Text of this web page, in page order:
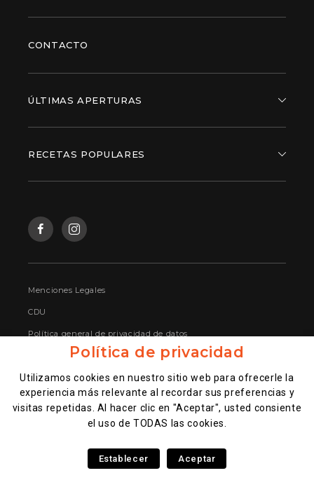
CONTACTO
ÚLTIMAS APERTURAS
RECETAS POPULARES
Menciones Legales
CDU
Política general de privacidad de datos
Gestione sus datos personales
Bases legales sorteo encuesta satisfacción
Shikku Market – Alcobendas
Shikku Market – Finestrat
Fish Sushi® 2026
Política de privacidad
Utilizamos cookies en nuestro sitio web para ofrecerle la
experiencia más relevante al recordar sus preferencias y
visitas repetidas. Al hacer clic en "Aceptar", usted consiente
el uso de TODAS las cookies.
Establecer Aceptar